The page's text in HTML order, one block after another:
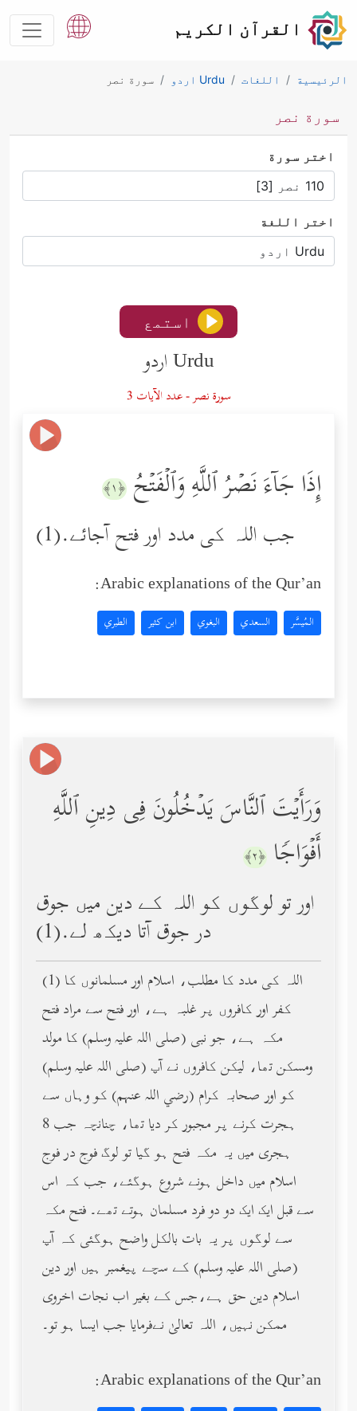
القرآن الكريم
الرئيسية اللغات Urdu اردو سورة نصر
سورة نصر
اختر سورة
اختر اللغة
استمع
Urdu اردو
سورة نصر - عدد الآيات 3
إِذَا جَاۤءَ نَصۡرُ ٱللَّهِ وَٱلۡفَتۡحُ ﴿١﴾
جب اللہ کی مدد اور فتح آجائے.(1)
Arabic explanations of the Qur’an:
المُيسَّر السعدي البغوي ابن كثير الطبري
وَرَأَیۡتَ ٱلنَّاسَ یَدۡخُلُونَ فِی دِینِ ٱللَّهِ
أَفۡوَاجࣰا ﴿٢﴾
اور تو لوگوں کو اللہ کے دین میں جوق
در جوق آتا دیکھ لے.(1)
(1) اللہ کی مدد کا مطلب، اسلام اور مسلمانوں کا
کفر اور کافروں پر غلبہ ہے، اور فتح سے مراد فتح
مکہ ہے، جو نبی (صلى الله عليه وسلم) کا مولد
ومسکن تھا، لیکن کافروں نے آپ (صلى الله عليه وسلم)
کو اور صحابہ کرام (رضي الله عنهم) کو وہاں سے
ہجرت کرنے پر مجبور کر دیا تھا، چنانچہ جب 8
ہجری میں یہ مکہ فتح ہو گیا تو لوگ فوج در فوج
اسلام میں داخل ہونے شروع ہوگئے، جب کہ اس
سے قبل ایک ایک دو دو فرد مسلمان ہوتے تھے۔ فتح مکہ
سے لوگوں پر یہ بات بالکل واضح ہوگئی کہ آپ
(صلى الله عليه وسلم) کے سچے پیغمبر ہیں اور دین
اسلام دین حق ہے،جس کے بغیر اب نجات اخروی
ممکن نہیں، اللہ تعالیٰ نےفرمایا جب ایسا ہو تو۔
Arabic explanations of the Qur’an: